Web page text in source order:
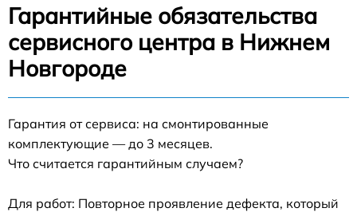
Гарантийные обязательства
сервисного центра в Нижнем
Новгороде
Гарантия от сервиса: на смонтированные
комплектующие — до 3 месяцев.
Что считается гарантийным случаем?
Для работ: Повторное проявление дефекта, который